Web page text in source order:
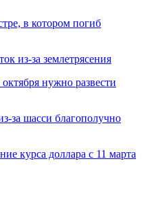
в котором погиб
из-за землетрясения
нужно развести
за шасси благополучно
курса доллара с 11 марта